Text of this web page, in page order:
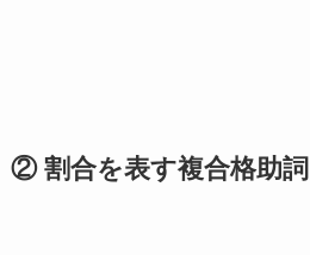
② 割合を表す複合格助詞